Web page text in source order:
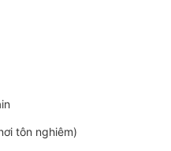
tôn nghiêm)